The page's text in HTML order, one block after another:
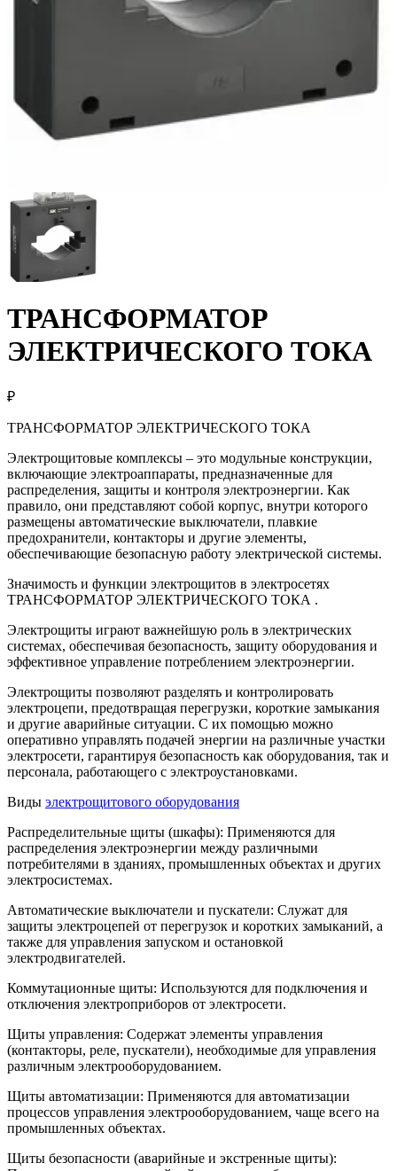
ТРАНСФОРМАТОР
ЭЛЕКТРИЧЕСКОГО ТОКА
₽
ТРАНСФОРМАТОР ЭЛЕКТРИЧЕСКОГО ТОКА
Электрощитовые комплексы – это модульные конструкции,
включающие электроаппараты, предназначенные для
распределения, защиты и контроля электроэнергии. Как
правило, они представляют собой корпус, внутри которого
размещены автоматические выключатели, плавкие
предохранители, контакторы и другие элементы,
обеспечивающие безопасную работу электрической системы.
Значимость и функции электрощитов в электросетях
ТРАНСФОРМАТОР ЭЛЕКТРИЧЕСКОГО ТОКА .
Электрощиты играют важнейшую роль в электрических
системах, обеспечивая безопасность, защиту оборудования и
эффективное управление потреблением электроэнергии.
Электрощиты позволяют разделять и контролировать
электроцепи, предотвращая перегрузки, короткие замыкания
и другие аварийные ситуации. С их помощью можно
оперативно управлять подачей энергии на различные участки
электросети, гарантируя безопасность как оборудования, так и
персонала, работающего с электроустановками.
Виды электрощитового оборудования
Распределительные щиты (шкафы): Применяются для
распределения электроэнергии между различными
потребителями в зданиях, промышленных объектах и других
электросистемах.
Автоматические выключатели и пускатели: Служат для
защиты электроцепей от перегрузок и коротких замыканий, а
также для управления запуском и остановкой
электродвигателей.
Коммутационные щиты: Используются для подключения и
отключения электроприборов от электросети.
Щиты управления: Содержат элементы управления
(контакторы, реле, пускатели), необходимые для управления
различным электрооборудованием.
Щиты автоматизации: Применяются для автоматизации
процессов управления электрооборудованием, чаще всего на
промышленных объектах.
Щиты безопасности (аварийные и экстренные щиты):